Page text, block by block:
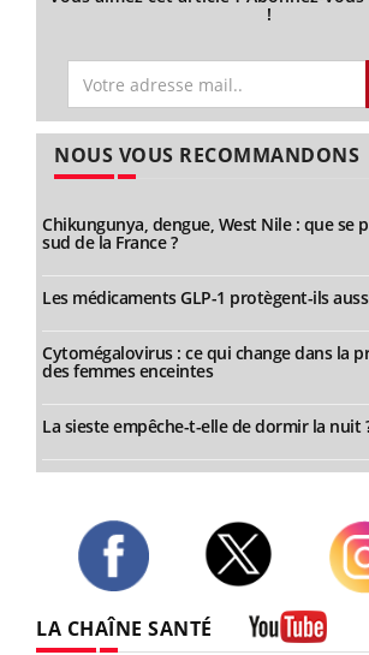
!
NOUS VOUS RECOMMANDONS
Chikungunya, dengue, West Nile : que se
sud de la France ?
Les médicaments GLP-1 protègent-ils
Cytomégalovirus : ce qui change dans la
des femmes enceintes
La sieste empêche-t-elle de dormir la nuit
LA CHAÎNE SANTÉ